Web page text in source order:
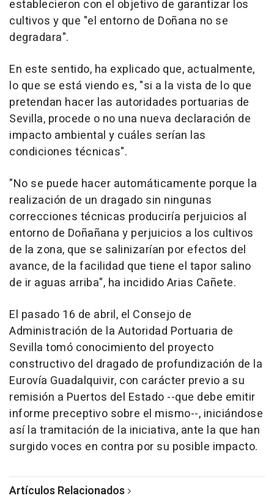
establecieron con el objetivo de garantizar los
cultivos y que "el entorno de Doñana no se
degradara".
En este sentido, ha explicado que, actualmente,
lo que se está viendo es, "si a la vista de lo que
pretendan hacer las autoridades portuarias de
Sevilla, procede o no una nueva declaración de
impacto ambiental y cuáles serían las
condiciones técnicas".
"No se puede hacer automáticamente porque la
realización de un dragado sin ningunas
correcciones técnicas produciría perjuicios al
entorno de Doñañana y perjuicios a los cultivos
de la zona, que se salinizarían por efectos del
avance, de la facilidad que tiene el tapor salino
de ir aguas arriba", ha incidido Arias Cañete.
El pasado 16 de abril, el Consejo de
Administración de la Autoridad Portuaria de
Sevilla tomó conocimiento del proyecto
constructivo del dragado de profundización de la
Eurovía Guadalquivir, con carácter previo a su
remisión a Puertos del Estado --que debe emitir
informe preceptivo sobre el mismo--, iniciándose
así la tramitación de la iniciativa, ante la que han
surgido voces en contra por su posible impacto.
Artículos Relacionados